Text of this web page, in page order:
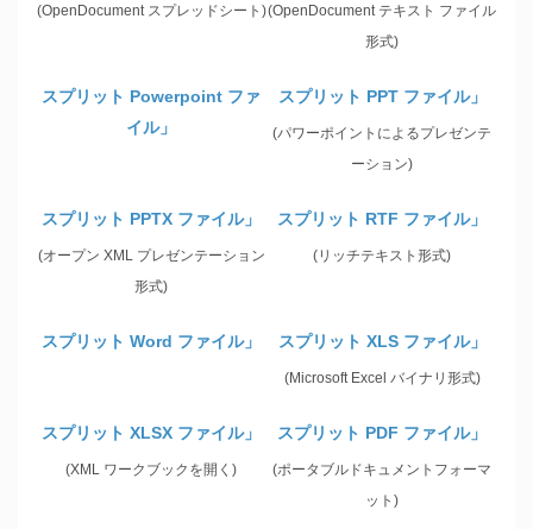
(OpenDocument スプレッドシート)(OpenDocument テキスト ファイル
形式)
スプリット Powerpoint ファ
イル」
スプリット PPT ファイル」
(パワーポイントによるプレゼンテ
ーション)
スプリット PPTX ファイル」
(オープン XML プレゼンテーション
形式)
スプリット RTF ファイル」
(リッチテキスト形式)
スプリット Word ファイル」 スプリット XLS ファイル」
(Microsoft Excel バイナリ形式)
スプリット XLSX ファイル」
(XML ワークブックを開く)
スプリット PDF ファイル」
(ポータブルドキュメントフォーマ
ット)